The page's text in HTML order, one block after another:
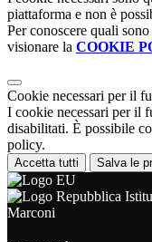
piattaforma e non è
Per conoscere quali
visionare la COOKIE
Cookie necessari per il
I cookie necessari per il
disabilitati. È possibile
policy.
Accetta tutti Salva le
Marconi